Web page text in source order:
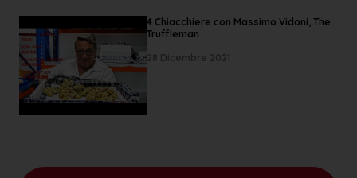
4 Chiacchiere con Massimo Vidoni, The
Truffleman
28 Dicembre 2021